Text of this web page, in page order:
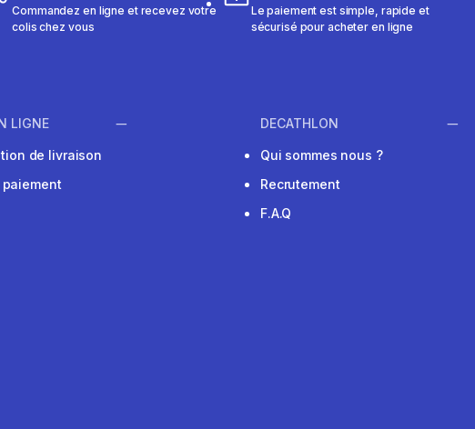
Commandez en ligne et recevez votre
colis chez vous
Le paiement est simple, rapide et
sécurisé pour acheter en ligne
LIGNE
de livraison
DECATHLON
Qui sommes nous ?
Recrutement
F.A.Q